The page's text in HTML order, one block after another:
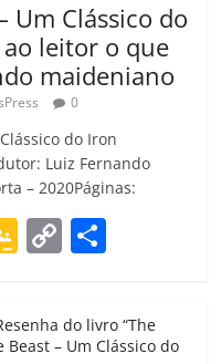
Um Clássico do
leitor o que
maideniano
0
do Iron
Luiz Fernando
– 2020Páginas:
G
gl
C
p
y
m
p
do livro “The
– Um Clássico do